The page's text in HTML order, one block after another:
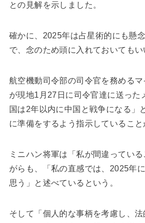
との見解を示しました。
確かに、2025年は占星術的にも懸
で、念のため頭に入れておいてもい
航空機動司令部の司令官を務める
が現地1月27日に司令官達に送った
国は2年以内に中国と戦争になる」
に準備をするよう指示していること
ミニハン将軍は「私が間違ってい
がらも、「私の直感では、2025年
思う」と述べているという。
そして「個人的な事柄を考慮し、